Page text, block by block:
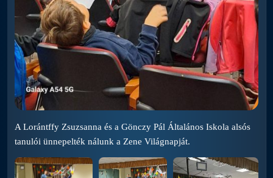
A Lorántffy Zsuzsanna és a Gönczy Pál Általános Iskola alsós
tanulói ünnepelték nálunk a Zene Világnapját.